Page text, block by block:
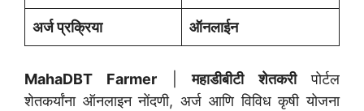
अर्ज प्रक्रिया ऑनलाईन
MahaDBT Farmer |महाडीबीटी शेतकरीपोर्टल
शेतकर्यांना ऑनलाइन नोंदणी, अर्ज आणि विविध कृषी योजना